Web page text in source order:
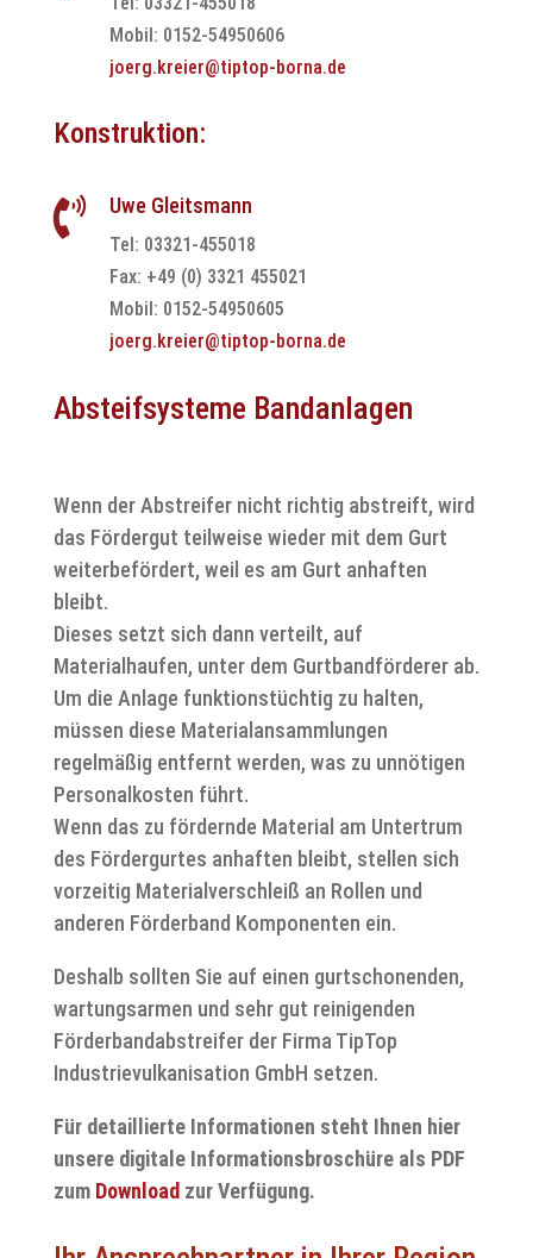
Mobil: 0152-54950606
joerg.kreier@tiptop-borna.de
Konstruktion:
 Uwe Gleitsmann
Tel: 03321-455018
Fax: +49 (0) 3321 455021
Mobil: 0152-54950605
joerg.kreier@tiptop-borna.de
Absteifsysteme Bandanlagen
Wenn der Abstreifer nicht richtig abstreift, wird
das Fördergut teilweise wieder mit dem Gurt
weiterbefördert, weil es am Gurt anhaften
bleibt.
Dieses setzt sich dann verteilt, auf
Materialhaufen, unter dem Gurtbandförderer ab.
Um die Anlage funktionstüchtig zu halten,
müssen diese Materialansammlungen
regelmäßig entfernt werden, was zu unnötigen
Personalkosten führt.
Wenn das zu fördernde Material am Untertrum
des Fördergurtes anhaften bleibt, stellen sich
vorzeitig Materialverschleiß an Rollen und
anderen Förderband Komponenten ein.
Deshalb sollten Sie auf einen gurtschonenden,
wartungsarmen und sehr gut reinigenden
Förderbandabstreifer der Firma TipTop
Industrievulkanisation GmbH setzen.
Für detaillierte Informationen steht Ihnen hier
unsere digitale Informationsbroschüre als PDF
zum Download zur Verfügung.